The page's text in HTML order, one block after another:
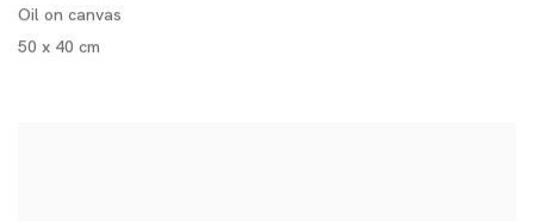
Oil on canvas
50 x 40 cm